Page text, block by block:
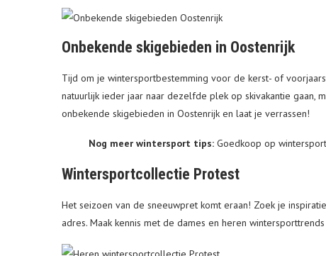
Onbekende skigebieden in Oostenrijk
Tijd om je wintersportbestemming voor de kerst- of
natuurlijk ieder jaar naar dezelfde plek op skivakantie gaan,
onbekende skigebieden in Oostenrijk en laat je verrassen!
Nog meer wintersport tips: Goedkoop op
Wintersportcollectie Protest
Het seizoen van de sneeuwpret komt eraan! Zoek je
adres. Maak kennis met de dames en heren